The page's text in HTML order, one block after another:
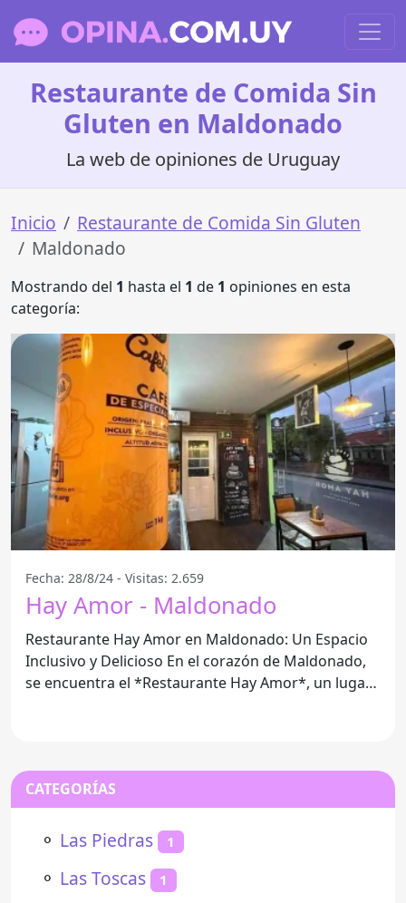
Restaurante de Comida Sin
Gluten en Maldonado
La web de opiniones de Uruguay
Inicio
Restaurante de Comida Sin Gluten
Maldonado
Mostrando del 1 hasta el 1 de 1 opiniones en esta
categoría:
Fecha: 28/8/24 - Visitas: 2.659
Hay Amor - Maldonado
Restaurante Hay Amor en Maldonado: Un Espacio
Inclusivo y Delicioso En el corazón de Maldonado,
se encuentra el *Restaurante Hay Amor*, un lugar
CATEGORÍAS
⚬ Las Piedras 1
⚬ Las Toscas 1